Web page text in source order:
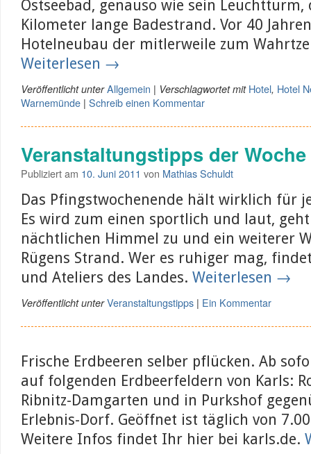
Ostseebad, genauso wie sein
Kilometer lange Badestrand. Vor 40
Hotelneubau der mitlerweile zum
Weiterlesen →
Veröffentlicht unter Allgemein | Verschlagwortet mit Hotel, Hotel
Warnemünde | Schreib einen Kommentar
Veranstaltungstipps der Woche
Publiziert am 10. Juni 2011 von Mathias Schuldt
Das Pfingstwochenende hält wirklich für
Es wird zum einen sportlich und laut,
nächtlichen Himmel zu und ein weiterer
Rügens Strand. Wer es ruhiger mag,
und Ateliers des Landes. Weiterlesen →
Veröffentlicht unter Veranstaltungstipps | Ein Kommentar
Frische Erdbeeren selber pflücken. Ab
auf folgenden Erdbeerfeldern von Karls:
Ribnitz-Damgarten und in Purkshof
Erlebnis-Dorf. Geöffnet ist täglich von
Weitere Infos findet Ihr hier bei karls.de.